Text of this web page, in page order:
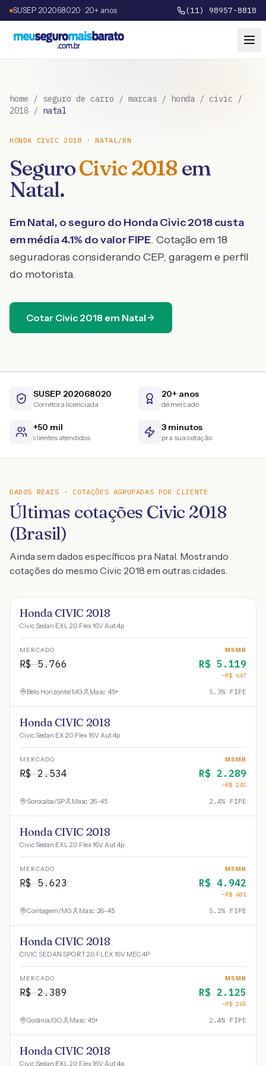
SUSEP 202068020 · 20+ anos (11) 98957-8818
home / seguro de carro / marcas / honda / civic /
2018 / natal
HONDA CIVIC 2018 ·NATAL/RN
SeguroCivic2018em
Natal.
EmNatal, o seguro do HondaCivic2018custa
em média4.1% do valor FIPE. Cotação em 18
seguradoras considerando CEP, garagem e perfil
do motorista.
Cotar Civic 2018 em Natal
SUSEP 202068020
Corretora licenciada
20+ anos
de mercado
+50 mil
clientes atendidos
3 minutos
pra sua cotação
DADOS REAIS · COTAÇÕES AGRUPADAS POR CLIENTE
Últimas cotações Civic 2018
(Brasil)
Ainda sem dados específicos pra Natal. Mostrando
cotações do mesmo Civic 2018 em outras cidades.
Honda CIVIC 2018
Civic Sedan EXL 2.0 Flex 16V Aut.4p
MERCADO
R$5.766
MSMB
R$ 5.119
−R$ 647
Belo Horizonte/MG Masc · 45+ 5.3% FIPE
Honda CIVIC 2018
Civic Sedan EX 2.0 Flex 16V Aut.4p
MERCADO
R$2.534
MSMB
R$ 2.289
−R$ 245
Sorocaba/SP Masc · 26-45 2.4% FIPE
Honda CIVIC 2018
Civic Sedan EXL 2.0 Flex 16V Aut.4p
MERCADO
R$5.623
MSMB
R$ 4.942
−R$ 681
Contagem/MG Masc · 26-45 5.2% FIPE
Honda CIVIC 2018
CIVIC SEDAN SPORT 2.0 FLEX 16V MEC.4P
MERCADO
R$2.389
MSMB
R$ 2.125
−R$ 265
Goiânia/GO Masc · 45+ 2.4% FIPE
Honda CIVIC 2018
Civic Sedan EXL 2.0 Flex 16V Aut.4p